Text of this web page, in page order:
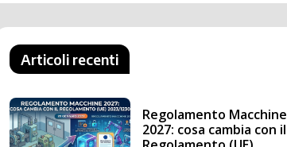
Articoli recenti
Regolamento Macchine
2027: cosa cambia con il